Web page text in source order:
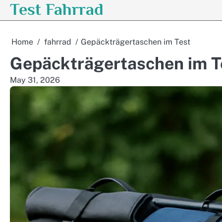
SkipTest Fahrrad
Home fahrrad Gepäckträgertaschen im Test
Gepäckträgertaschen im
May 31, 2026